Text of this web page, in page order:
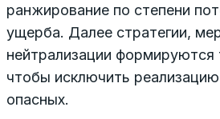
ранжирование по степени
ущерба. Далее стратегии,
нейтрализации формируются
чтобы исключить
опасных.